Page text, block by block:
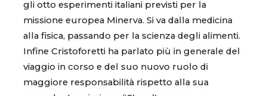
gli otto esperimenti italiani previsti per la
missione europea Minerva. Si va dalla medicina
alla fisica, passando per la scienza degli alimenti.
Infine Cristoforetti ha parlato più in generale del
viaggio in corso e del suo nuovo ruolo di
maggiore responsabilità rispetto alla sua